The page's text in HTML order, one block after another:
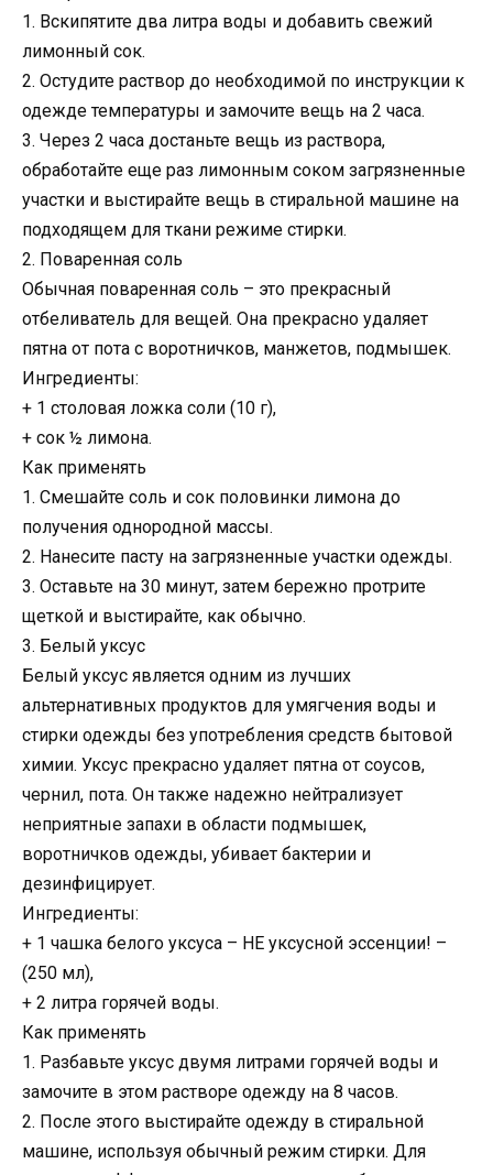
1. Вскипятите два литра воды и добавить свежий
лимонный сок.
2. Остудите раствор до необходимой по инструкции к
одежде температуры и замочите вещь на 2 часа.
3. Через 2 часа достаньте вещь из раствора,
обработайте еще раз лимонным соком загрязненные
участки и выстирайте вещь в стиральной машине на
подходящем для ткани режиме стирки.
2. Поваренная соль
Обычная поваренная соль – это прекрасный
отбеливатель для вещей. Она прекрасно удаляет
пятна от пота с воротничков, манжетов, подмышек.
Ингредиенты:
+ 1 столовая ложка соли (10 г),
+ сок ½ лимона.
Как применять
1. Смешайте соль и сок половинки лимона до
получения однородной массы.
2. Нанесите пасту на загрязненные участки одежды.
3. Оставьте на 30 минут, затем бережно протрите
щеткой и выстирайте, как обычно.
3. Белый уксус
Белый уксус является одним из лучших
альтернативных продуктов для умягчения воды и
стирки одежды без употребления средств бытовой
химии. Уксус прекрасно удаляет пятна от соусов,
чернил, пота. Он также надежно нейтрализует
неприятные запахи в области подмышек,
воротничков одежды, убивает бактерии и
дезинфицирует.
Ингредиенты:
+ 1 чашка белого уксуса – НЕ уксусной эссенции! –
(250 мл),
+ 2 литра горячей воды.
Как применять
1. Разбавьте уксус двумя литрами горячей воды и
замочите в этом растворе одежду на 8 часов.
2. После этого выстирайте одежду в стиральной
машине, используя обычный режим стирки. Для